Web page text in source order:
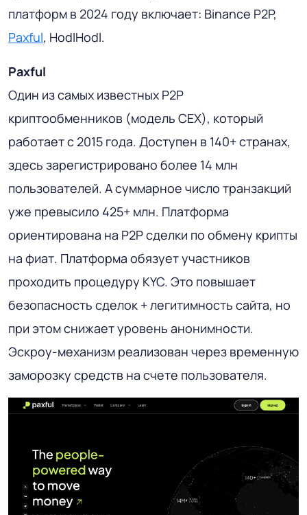
платформ в 2024 году включает: Binance P2P,
Paxful, HodlHodl.
Paxful
Один из самых известных P2P
криптообменников (модель CEX), который
работает с 2015 года. Доступен в 140+ странах,
здесь зарегистрировано более 14 млн
пользователей. А суммарное число транзакций
уже превысило 425+ млн. Платформа
ориентирована на P2P сделки по обмену крипты
на фиат. Платформа обязует участников
проходить процедуру KYC. Это повышает
безопасность сделок + легитимность сайта, но
при этом снижает уровень анонимности.
Эскроу-механизм реализован через временную
заморозку средств на счете пользователя.